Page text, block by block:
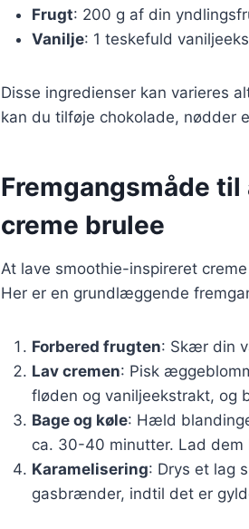
Frugt: 200 g af din
Vanilje: 1 teskefuld
Disse ingredienser kan varieres
kan du tilføje chokolade, nødder
Fremgangsmåde
creme brulee
At lave smoothie-inspireret
Her er en grundlæggende
Forbered frugten: Skær din
Lav cremen: Pisk
fløden og vaniljeekstrakt, og
Bage og køle: Hæld
ca. 30-40 minutter. Lad
Karamelisering: Drys et lag
gasbrænder, indtil det er